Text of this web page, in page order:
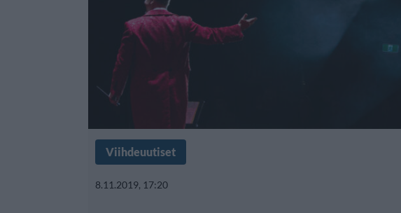
Viihdeuutiset
8.11.2019, 17:20